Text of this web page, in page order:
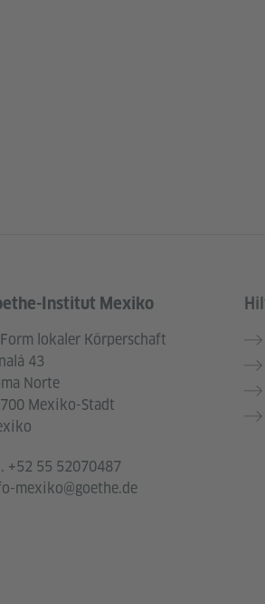
Informationsbereich
Institut Mexiko
lokaler Körperschaft
43
Norte
Mexiko-Stadt
+52 55 52070487
mexiko@goethe.de